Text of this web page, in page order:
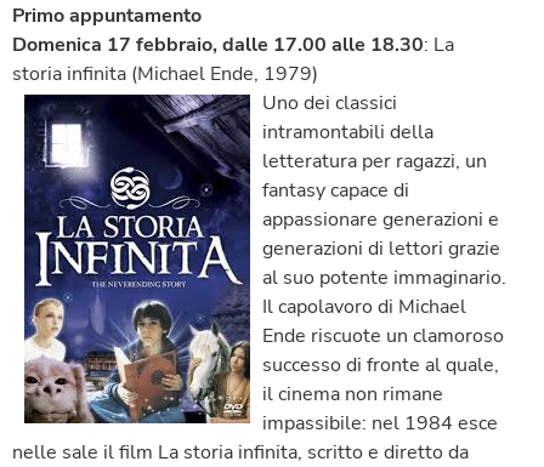
Primo appuntamento
Domenica 17 febbraio, dalle 17.00 alle 18.30: La
storia infinita (Michael Ende, 1979)
Uno dei classici
intramontabili della
letteratura per ragazzi, un
fantasy capace di
appassionare generazioni e
generazioni di lettori grazie
al suo potente immaginario.
Il capolavoro di Michael
Ende riscuote un clamoroso
successo di fronte al quale,
il cinema non rimane
impassibile: nel 1984 esce
nelle sale il film La storia infinita, scritto e diretto da